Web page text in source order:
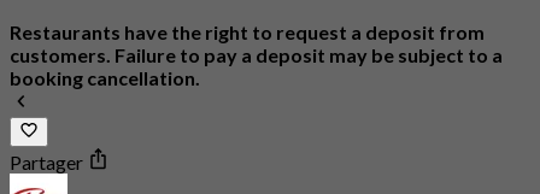
Restaurants have the right to request a deposit from
customers. Failure to pay a deposit may be subject to a
booking cancellation.
Partager